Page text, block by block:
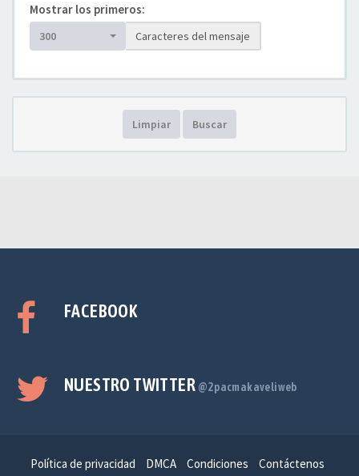
Mostrar los primeros:
300 Caracteres del mensaje
Limpiar Buscar
FACEBOOK
NUESTRO TWITTER @2pacmakaveliweb
Política de privacidad DMCA Condiciones Contáctenos